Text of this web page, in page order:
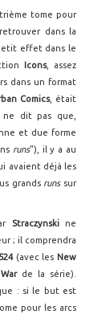
tome pour
dans la
effet dans le
Icons, assez
dans un format
Comics, était
ne dit pas que,
et due forme
runs"), il y a au
avaient déjà les
grands runs sur
Straczynski ne
; il comprendra
(avec les New
de la série).
: si le but est
pour les arcs